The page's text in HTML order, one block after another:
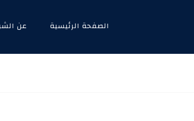
الصفحة الرئيسية عن